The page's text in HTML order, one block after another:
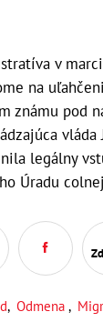
v
na
známu pod
vláda
legálny
Úradu
, Odmena ,